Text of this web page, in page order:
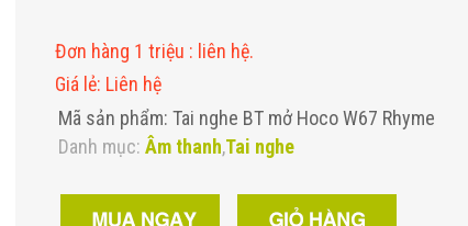
Đơn hàng 1 triệu : liên hệ.
Giá lẻ: Liên hệ
Mã sản phẩm: Tai nghe BT mở Hoco W67 Rhyme
Danh mục: Âm thanh,Tai nghe